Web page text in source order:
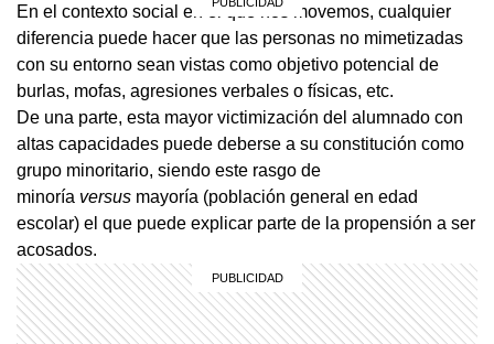
En el contexto social en el que nos movemos, cualquier
diferencia puede hacer que las personas no mimetizadas
con su entorno sean vistas como objetivo potencial de
burlas, mofas, agresiones verbales o físicas, etc.
De una parte, esta mayor victimización del alumnado con
altas capacidades puede deberse a su constitución como
grupo minoritario, siendo este rasgo de
minoría versus mayoría (población general en edad
escolar) el que puede explicar parte de la propensión a ser
acosados.